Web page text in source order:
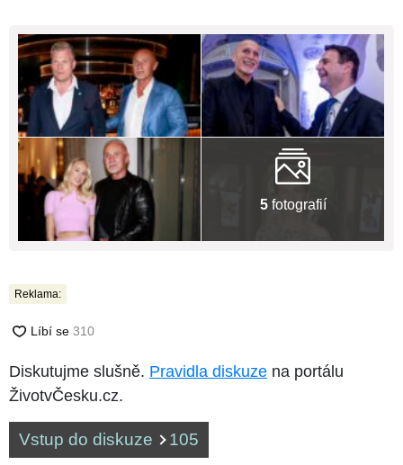
5fotografií
Reklama:
Diskutujme slušně. Pravidla diskuze na portálu
ŽivotvČesku.cz.
Vstup do diskuze 105